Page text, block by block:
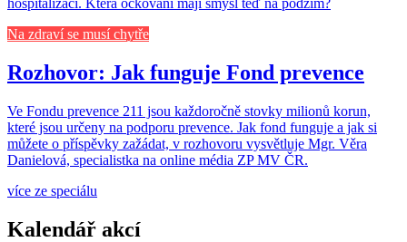
hospitalizaci. Která očkování mají smysl teď na podzim?
Na zdraví se musí chytře
Rozhovor: Jak funguje Fond prevence
Ve Fondu prevence 211 jsou každoročně stovky milionů korun,
které jsou určeny na podporu prevence. Jak fond funguje a jak si
můžete o příspěvky zažádat, v rozhovoru vysvětluje Mgr. Věra
Danielová, specialistka na online média ZP MV ČR.
více ze speciálu
Kalendář akcí